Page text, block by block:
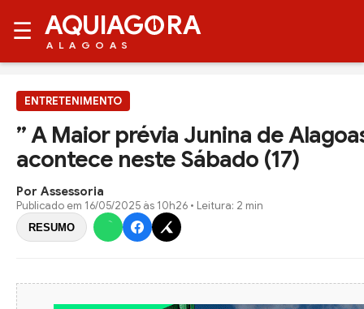
☰ AQUIAG RA
ALAGOAS
ENTRETENIMENTO
” A Maior prévia Junina de
acontece neste Sábado (17)
Por Assessoria
Publicado em 16/05/2025 às 10h26 • Leitura: 2 min
RESUMO